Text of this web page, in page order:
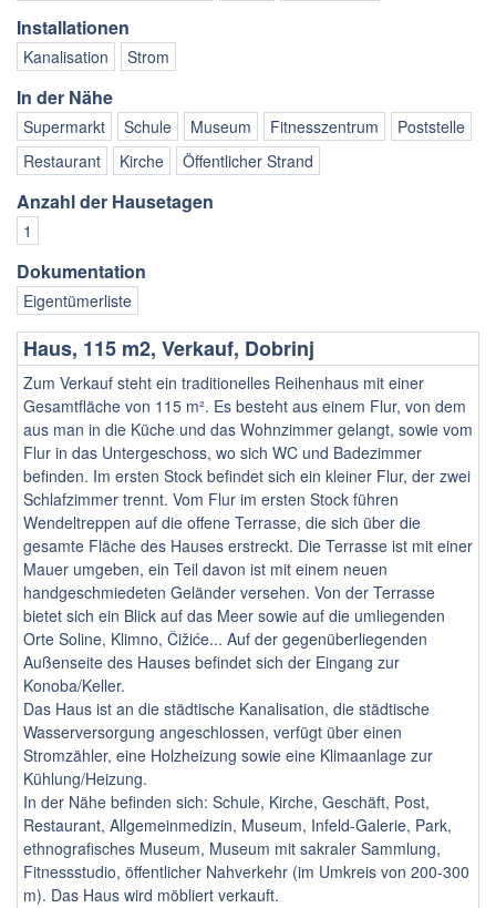
Installationen
Kanalisation Strom
In der Nähe
Supermarkt Schule Museum Fitnesszentrum
Poststelle
Restaurant
Kirche Öffentlicher Strand
Anzahl der Hausetagen
1
Dokumentation
Eigentümerliste
Haus, 115 m2, Verkauf, Dobrinj
Zum Verkauf steht ein traditionelles Reihenhaus mit einer
Gesamtfläche von 115 m². Es besteht aus einem Flur, von dem
aus man in die Küche und das Wohnzimmer gelangt, sowie vom
Flur in das Untergeschoss, wo sich WC und Badezimmer
befinden. Im ersten Stock befindet sich ein kleiner Flur, der zwei
Schlafzimmer trennt. Vom Flur im ersten Stock führen
Wendeltreppen auf die offene Terrasse, die sich über die
gesamte Fläche des Hauses erstreckt. Die Terrasse ist mit einer
Mauer umgeben, ein Teil davon ist mit einem neuen
handgeschmiedeten Geländer versehen. Von der Terrasse
bietet sich ein Blick auf das Meer sowie auf die umliegenden
Orte Soline, Klimno, Čižiće... Auf der gegenüberliegenden
Außenseite des Hauses befindet sich der Eingang zur
Konoba/Keller.
Das Haus ist an die städtische Kanalisation, die städtische
Wasserversorgung angeschlossen, verfügt über einen
Stromzähler, eine Holzheizung sowie eine Klimaanlage zur
Kühlung/Heizung.
In der Nähe befinden sich: Schule, Kirche, Geschäft, Post,
Restaurant, Allgemeinmedizin, Museum, Infeld-Galerie, Park,
ethnografisches Museum, Museum mit sakraler Sammlung,
Fitnessstudio, öffentlicher Nahverkehr (im Umkreis von 200-300
m). Das Haus wird möbliert verkauft.